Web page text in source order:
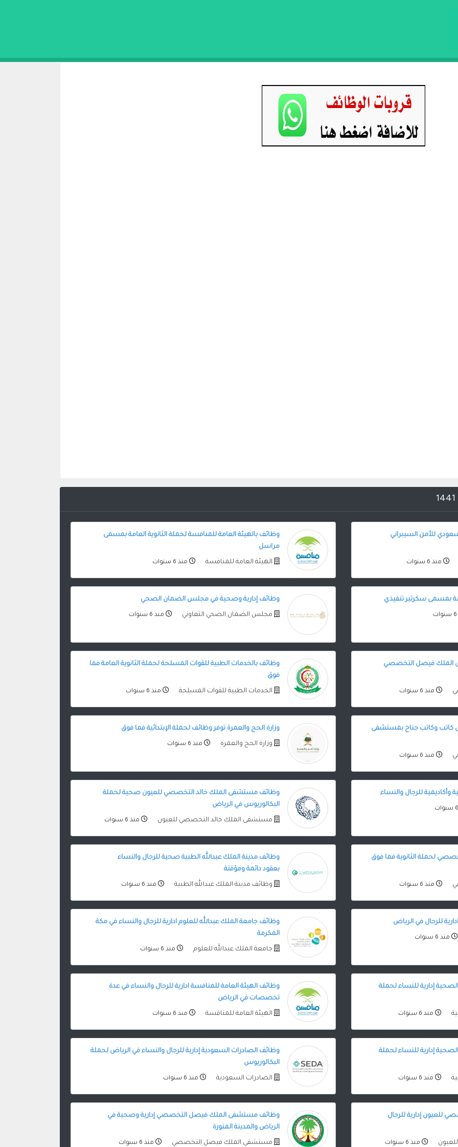
للأمن السيبراني
منذ 6 سنوات
وظائف بالهيئة العامة للمنافسة لحملة الثانوية العامة بمسمى
مراسل
الهيئة العامة للمنافسة منذ 6 سنوات
بمسمى سكرتير تنفيذي وظائف إدارية وصحية في مجلس الضمان الصحي
مجلس الضمان الصحي التعاوني منذ 6 سنوات
الملك فيصل التخصصي
منذ 6 سنوات
وظائف بالخدمات الطبية للقوات المسلحة لحملة الثانوية العامة فما
فوق
الخدمات الطبية للقوات المسلحة منذ 6 سنوات
كاتب وكاتب جناح بمستشفى
منذ 6 سنوات
وزارة الحج والعمرة توفر وظائف لحملة الإبتدائية فما فوق
وزارة الحج والعمره منذ 6 سنوات
للرجال والنساء
وظائف مستشفى الملك خالد التخصصي للعيون صحية لحملة
البكالوريوس في الرياض
مستشفى الملك خالد التخصصي للعيون منذ 6 سنوات
لحملة الثانوية فما فوق
منذ 6 سنوات
وظائف مدينة الملك عبدالله الطبية صحية للرجال والنساء
بعقود دائمة ومؤقتة
وظائف مدينة الملك عبدالله الطبية منذ 6 سنوات
للرجال في الرياض
منذ 6 سنوات
وظائف جامعة الملك عبدالله للعلوم ادارية للرجال والنساء في مكة
المكرمة
جامعة الملك عبدالله للعلوم منذ 6 سنوات
إدارية للنساء لحملة
منذ 6 سنوات
وظائف الهيئة العامة للمنافسة ادارية للرجال والنساء في عدة
تخصصات في الرياض
الهيئة العامة للمنافسة منذ 6 سنوات
إدارية للنساء لحملة
منذ 6 سنوات
وظائف الصادرات السعودية إدارية للرجال والنساء في الرياض لحملة
البكالوريوس
الصادرات السعودية منذ 6 سنوات
إدارية للرجال
منذ 6 سنوات
وظائف مستشفى الملك فيصل التخصصي إدارية وصحية في
الرياض والمدينة المنورة
مستشفى الملك فيصل التخصصي منذ 6 سنوات